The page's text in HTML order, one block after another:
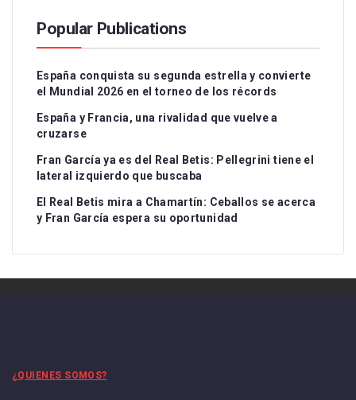
Popular Publications
España conquista su segunda estrella y convierte
el Mundial 2026 en el torneo de los récords
España y Francia, una rivalidad que vuelve a
cruzarse
Fran García ya es del Real Betis: Pellegrini tiene el
lateral izquierdo que buscaba
El Real Betis mira a Chamartín: Ceballos se acerca
y Fran García espera su oportunidad
¿QUIENES SOMOS?